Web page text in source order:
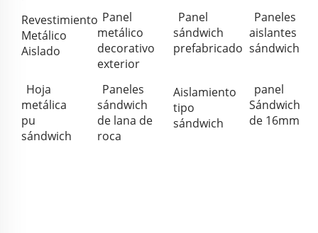
Revestimiento
Metálico
Aislado
Panel
metálico
decorativo
exterior
Panel
sándwich
prefabricado
Paneles
aislantes
sándwich
Hoja
metálica
pu
sándwich
Paneles
sándwich
de lana de
roca
Aislamiento
tipo
sándwich
panel
Sándwich
de 16mm